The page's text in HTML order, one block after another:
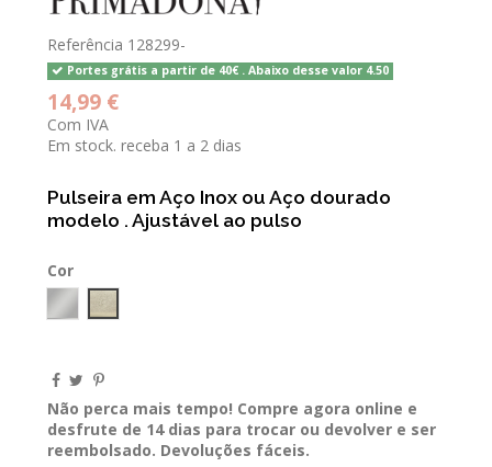
Referência 128299-
Portes grátis a partir de 40€ . Abaixo desse valor 4.50
14,99 €
Com IVA
Em stock. receba 1 a 2 dias
Pulseira em Aço Inox ou Aço dourado
modelo . Ajustável ao pulso
Cor
Prateado
Não perca mais tempo! Compre agora online e
desfrute de 14 dias para trocar ou devolver e ser
reembolsado. Devoluções fáceis.